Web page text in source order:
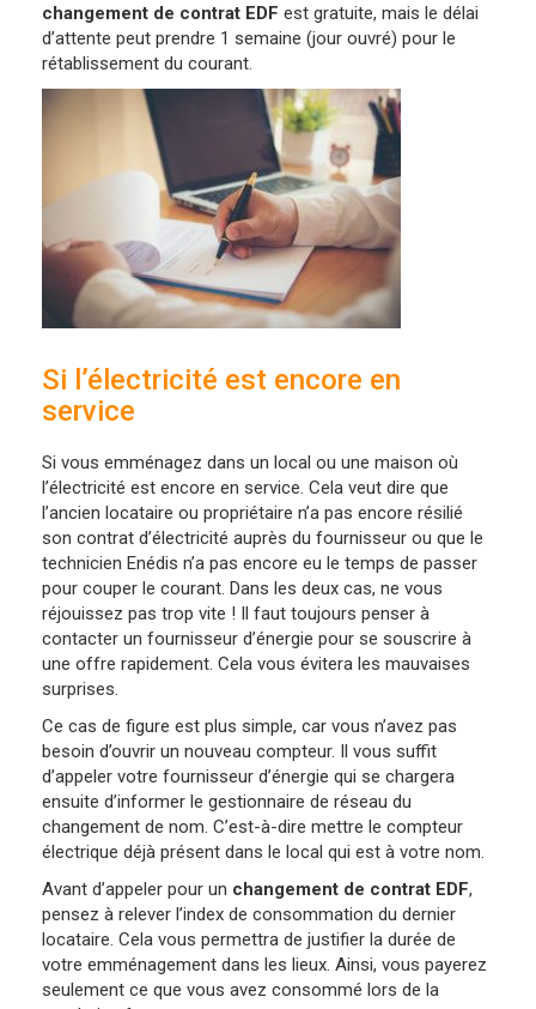
changement de contrat EDF est gratuite, mais le délai
d’attente peut prendre 1 semaine (jour ouvré) pour le
rétablissement du courant.
Si l’électricité est encore en
service
Si vous emménagez dans un local ou une maison où
l’électricité est encore en service. Cela veut dire que
l’ancien locataire ou propriétaire n’a pas encore résilié
son contrat d’électricité auprès du fournisseur ou que le
technicien Enédis n’a pas encore eu le temps de passer
pour couper le courant. Dans les deux cas, ne vous
réjouissez pas trop vite ! Il faut toujours penser à
contacter un fournisseur d’énergie pour se souscrire à
une offre rapidement. Cela vous évitera les mauvaises
surprises.
Ce cas de figure est plus simple, car vous n’avez pas
besoin d’ouvrir un nouveau compteur. Il vous suffit
d’appeler votre fournisseur d’énergie qui se chargera
ensuite d’informer le gestionnaire de réseau du
changement de nom. C’est-à-dire mettre le compteur
électrique déjà présent dans le local qui est à votre nom.
Avant d’appeler pour un changement de contrat EDF,
pensez à relever l’index de consommation du dernier
locataire. Cela vous permettra de justifier la durée de
votre emménagement dans les lieux. Ainsi, vous payerez
seulement ce que vous avez consommé lors de la